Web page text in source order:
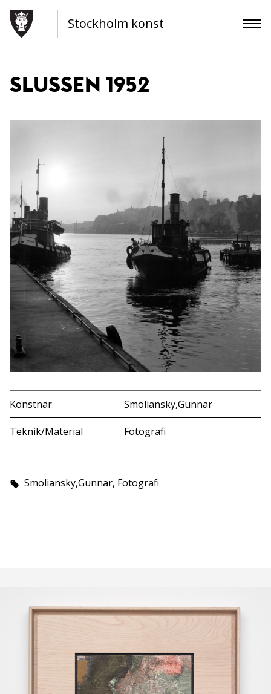
Stockholm konst
SLUSSEN 1952
Konstnär Smoliansky,Gunnar
Teknik/Material Fotografi
Smoliansky,Gunnar, Fotografi